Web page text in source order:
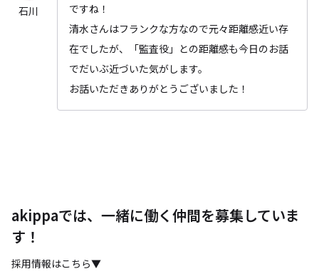
石川
ですね！
清水さんはフランクな方なので元々距離感近い存
在でしたが、「監査役」との距離感も今日のお話
でだいぶ近づいた気がします。
お話いただきありがとうございました！
akippaでは、一緒に働く仲間を募集していま
す！
採用情報はこちら▼